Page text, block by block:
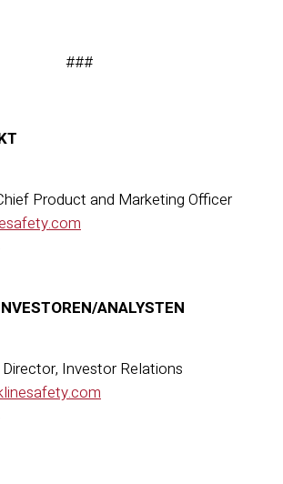
###
Product and Marketing Officer
ANALYSTEN
Investor Relations